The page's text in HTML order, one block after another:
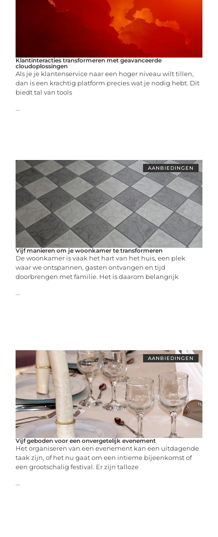
Klantinteracties transformeren met geavanceerde
cloudoplossingen
Als je je klantenservice naar een hoger niveau wilt tillen,
dan is een krachtig platform precies wat je nodig hebt. Dit
biedt tal van tools
...
AANBIEDINGEN
Vijf manieren om je woonkamer te transformeren
De woonkamer is vaak het hart van het huis, een plek
waar we ontspannen, gasten ontvangen en tijd
doorbrengen met familie. Het is daarom belangrijk
...
AANBIEDINGEN
Vijf geboden voor een onvergetelijk evenement
Het organiseren van een evenement kan een uitdagende
taak zijn, of het nu gaat om een intieme bijeenkomst of
een grootschalig festival. Er zijn talloze
...